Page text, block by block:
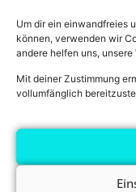
Um dir ein einwandfreies
können, verwenden wir
andere helfen uns,
Mit deiner Zustimmung
vollumfänglich
INFOS